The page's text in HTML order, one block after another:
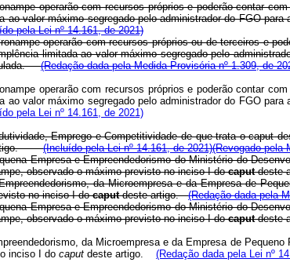
operarão com recursos próprios e poderão contar
ao valor máximo segregado pelo administrador do FGO
pela Lei nº 14.161, de 2021)
operarão com recursos próprios ou de terceiros e
limitada ao valor máximo segregado pelo
(Redação dada pela Medida Provisória nº 1.309, de
operarão com recursos próprios e poderão contar
ao valor máximo segregado pelo administrador do FGO
pela Lei nº 14.161, de 2021)
Emprego e Competitividade de que trata ocaput
(Incluído pela Lei nº 14.161, de 2021)(Revogado pela
Empresa e Empreendedorismo do Ministério do
observado o máximo previsto no inciso I docaputdeste
da Microempresa e da Empresa de
no inciso I docaputdeste artigo.(Redação dada pela
Empresa e Empreendedorismo do Ministério do
observado o máximo previsto no inciso I docaputdeste
da Microempresa e da Empresa de
inciso I do caput deste artigo. (Redação dada pela Lei nº